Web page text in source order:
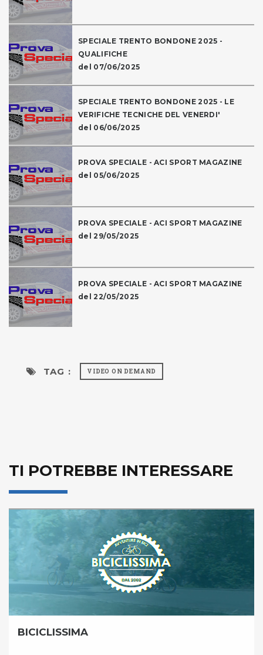
SPECIALE TRENTO BONDONE 2025 -
QUALIFICHE
del 07/06/2025
SPECIALE TRENTO BONDONE 2025 - LE
VERIFICHE TECNICHE DEL VENERDI'
del 06/06/2025
PROVA SPECIALE - ACI SPORT MAGAZINE
del 05/06/2025
PROVA SPECIALE - ACI SPORT MAGAZINE
del 29/05/2025
PROVA SPECIALE - ACI SPORT MAGAZINE
del 22/05/2025
TAG : VIDEO ON DEMAND
TI POTREBBE INTERESSARE
BICICLISSIMA